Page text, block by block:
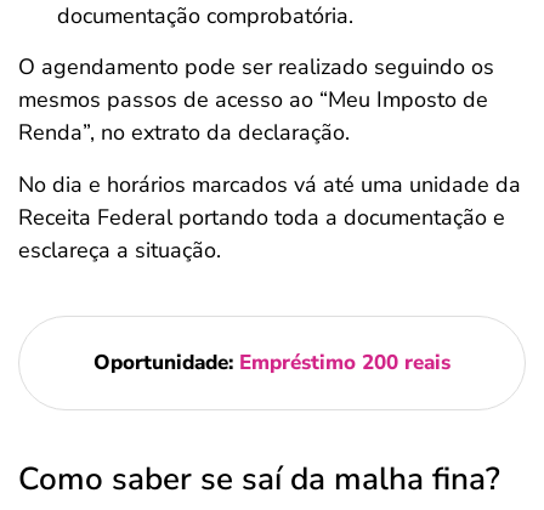
documentação comprobatória.
O agendamento pode ser realizado seguindo os
mesmos passos de acesso ao “Meu Imposto de
Renda”, no extrato da declaração.
No dia e horários marcados vá até uma unidade da
Receita Federal portando toda a documentação e
esclareça a situação.
Oportunidade: Empréstimo 200 reais
Como saber se saí da malha fina?